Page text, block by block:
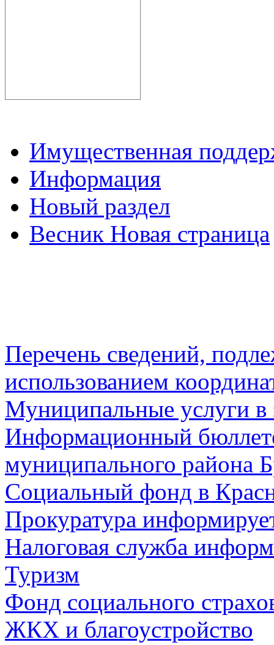
Имущественная
Информация
Новый раздел
Весник Новая страница
Перечень сведений,
использованием
Муниципальные услуги в
Информационный
муниципального района
Социальный фонд в
Прокуратура
Налоговая служба
Туризм
Фонд социального
ЖКХ и благоустройство